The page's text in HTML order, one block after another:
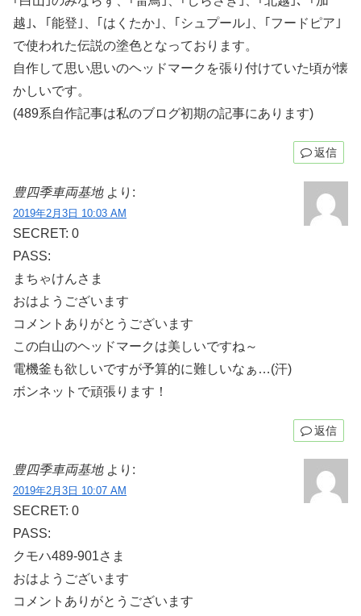
越｣、｢能登｣、｢はくたか｣、｢シュプール｣、｢フードピア｣
で使われた伝説の塗色となっております。
自作して思い思いのヘッドマークを張り付けていた頃が懐
かしいです。
(489系自作記事は私のブログ初期の記事にあります)
返信
豊四季車両基地 より:
2019年2月3日 10:03 AM
SECRET: 0
PASS:
まちゃけんさま
おはようございます
コメントありがとうございます
この白山のヘッドマークは美しいですね～
電機釜も欲しいですが予算的に難しいなぁ…(汗)
ボンネットで頑張ります！
返信
豊四季車両基地 より:
2019年2月3日 10:07 AM
SECRET: 0
PASS:
クモハ489-901さま
おはようございます
コメントありがとうございます